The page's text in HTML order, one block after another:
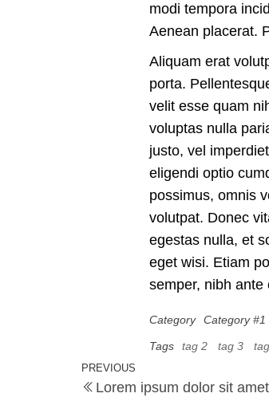
modi tempora
Aenean placerat.
Aliquam erat
porta.
velit esse quam
voluptas nulla
justo, vel
eligendi optio
possimus, omnis
volutpat. Donec
egestas nulla, et
eget wisi. Etiam
semper, nibh
Category Category #1
Tags tag 2 tag 3
PREVIOUS
Lorem ipsum dolor sit amet